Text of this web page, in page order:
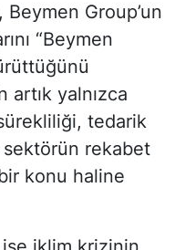
Beymen Group’un
“Beymen
yalnızca
tedarik
sektörün rekabet
konu haline